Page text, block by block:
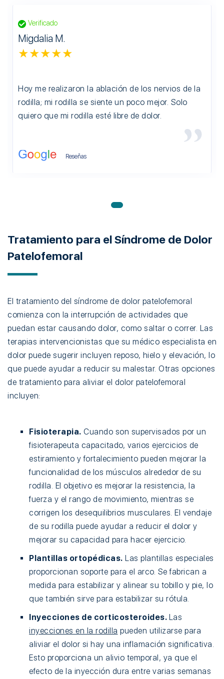
Verificado
Migdalia M.
★★★★★
Hoy me realizaron la ablación de los nervios de la
rodilla; mi rodilla se siente un poco mejor. Solo
quiero que mi rodilla esté libre de dolor.
Reseñas
Tratamiento para el Síndrome de Dolor
Patelofemoral
El tratamiento del síndrome de dolor patelofemoral
comienza con la interrupción de actividades que
puedan estar causando dolor, como saltar o correr. Las
terapias intervencionistas que su médico especialista en
dolor puede sugerir incluyen reposo, hielo y elevación, lo
que puede ayudar a reducir su malestar. Otras opciones
de tratamiento para aliviar el dolor patelofemoral
incluyen:
Fisioterapia. Cuando son supervisados por un
fisioterapeuta capacitado, varios ejercicios de
estiramiento y fortalecimiento pueden mejorar la
funcionalidad de los músculos alrededor de su
rodilla. El objetivo es mejorar la resistencia, la
fuerza y el rango de movimiento, mientras se
corrigen los desequilibrios musculares. El vendaje
de su rodilla puede ayudar a reducir el dolor y
mejorar su capacidad para hacer ejercicio.
Plantillas ortopédicas. Las plantillas especiales
proporcionan soporte para el arco. Se fabrican a
medida para estabilizar y alinear su tobillo y pie, lo
que también sirve para estabilizar su rótula.
Inyecciones de corticosteroides. Las
inyecciones en la rodilla pueden utilizarse para
aliviar el dolor si hay una inflamación significativa.
Esto proporciona un alivio temporal, ya que el
efecto de la inyección dura entre varias semanas